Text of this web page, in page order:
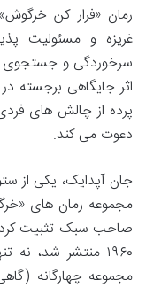
رمان «فرار کن
غریزه و مسئولیت
اثر جایگاهی برجسته
پرده از چالش های
دعوت می کند.
جان آپدایک، یکی از
مجموعه رمان های
صاحب سبک تثبیت
۱۹۶۰ منتشر شد،
مجموعه چهارگانه